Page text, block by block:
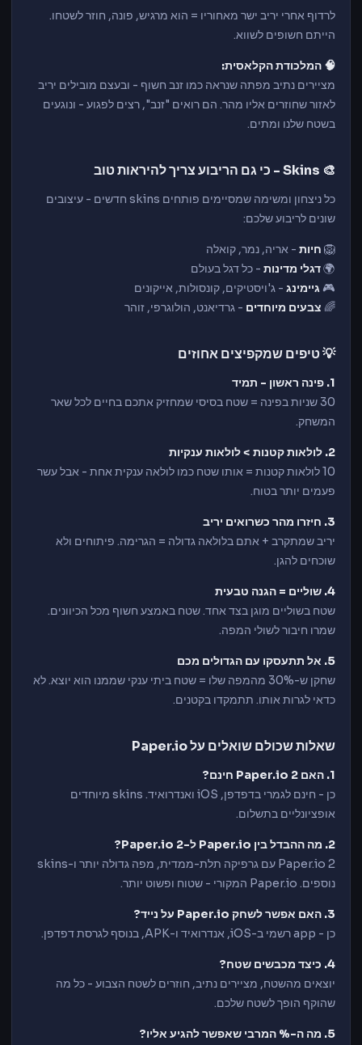
לרדוף אחרי יריב ישר מאחוריו = הוא מרגיש, פונה, חוזר לשטחו.
הייתם חשופים לשווא.
🧠 המלכודת הקלאסית:
מציירים נתיב מפתה שנראה כמו זנב חשוף - ובעצם מובילים יריב
לאזור שחוזרים אליו מהר. הם רואים "זנב", רצים לפגוע - ונוגעים
בשטח שלנו ומתים.
🎨 Skins - כי גם הריבוע צריך להיראות טוב
כל ניצחון ומשימה שמסיימים פותחים skins חדשים - עיצובים
שונים לריבוע שלכם:
🦁 חיות - אריה, נמר, קואלה
🌍דגלי מדינות - כל דגל בעולם
🎮 גיימינג - ג'ויסטיקים, קונסולות, אייקונים
🌈 צבעים מיוחדים - גרדיאנט, הולוגרפי, זוהר
💡 טיפים שמקפיצים אחוזים
1. פינה ראשון - תמיד
30 שניות בפינה = שטח בסיסי שמחזיק אתכם בחיים לכל שאר
המשחק.
2. לולאות קטנות > לולאות ענקיות
10 לולאות קטנות = אותו שטח כמו לולאה ענקית אחת - אבל עשר
פעמים יותר בטוח.
3. חיזרו מהר כשרואים יריב
יריב שמתקרב + אתם בלולאה גדולה = הגרימה. פיתוחים ולא
שוכחים להגן.
4. שוליים = הגנה טבעית
שטח בשוליים מוגן בצד אחד. שטח באמצע חשוף מכל הכיוונים.
שמרו חיבור לשולי המפה.
5. אל תתעסקו עם הגדולים מכם
שחקן ש-30% מהמפה שלו = שטח ביתי ענקי שממנו הוא יוצא. לא
כדאי לגרות אותו. תתמקדו בקטנים.
שאלות שכולם שואלים על Paper.io
1. האם Paper.io 2 חינם?
כן - חינם לגמרי בדפדפן, iOS ואנדרואיד. skins מיוחדים
אופציונליים בתשלום.
2. מה ההבדל בין Paper.io ל-Paper.io 2?
Paper.io 2 עם גרפיקה תלת-ממדית, מפה גדולה יותר ו-skins
נוספים. Paper.io המקורי - שטוח ופשוט יותר.
3. האם אפשר לשחק Paper.io על נייד?
כן - app רשמי ב-iOS, אנדרואיד ו-APK, בנוסף לגרסת דפדפן.
4. כיצד מכבשים שטח?
יוצאים מהשטח, מציירים נתיב, חוזרים לשטח הצבוע - כל מה
שהוקף הופך לשטח שלכם.
5. מה ה-% המרבי שאפשר להגיע אליו?